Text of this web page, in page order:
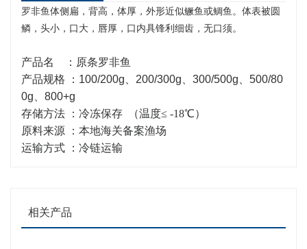
罗非鱼体侧扁，背高，体厚，外形近似鳜鱼或鲷鱼。体表被圆
鳞，头小，口大，唇厚，口内具锋利细齿，无口须。
产品名 ：原条罗非鱼
产品规格 ： 100/200g、200/300g、300/500g、500/80
0g、800+g
存储方法 ：冷冻保存 （温度≤ -18℃）
原料来源 ：本地海关备案渔场
运输方式
：冷链运输
相关产品